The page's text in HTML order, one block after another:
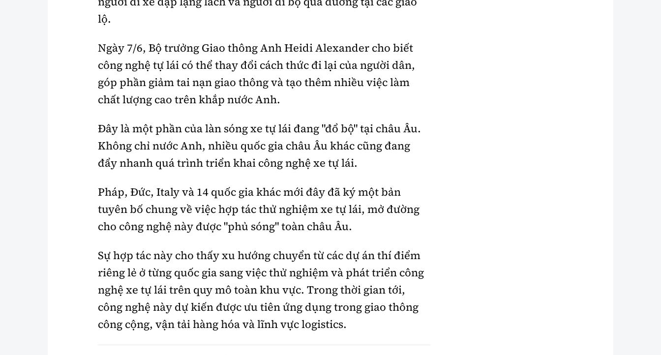
lộ.
Ngày 7/6, Bộ trưởng Giao thông Anh Heidi Alexander cho biết
công nghệ tự lái có thể thay đổi cách thức đi lại của người dân,
góp phần giảm tai nạn giao thông và tạo thêm nhiều việc làm
chất lượng cao trên khắp nước Anh.
Đây là một phần của làn sóng xe tự lái đang "đổ bộ" tại châu Âu.
Không chỉ nước Anh, nhiều quốc gia châu Âu khác cũng đang
đẩy nhanh quá trình triển khai công nghệ xe tự lái.
Pháp, Đức, Italy và 14 quốc gia khác mới đây đã ký một bản
tuyên bố chung về việc hợp tác thử nghiệm xe tự lái, mở đường
cho công nghệ này được "phủ sóng" toàn châu Âu.
Sự hợp tác này cho thấy xu hướng chuyển từ các dự án thí điểm
riêng lẻ ở từng quốc gia sang việc thử nghiệm và phát triển công
nghệ xe tự lái trên quy mô toàn khu vực. Trong thời gian tới,
công nghệ này dự kiến được ưu tiên ứng dụng trong giao thông
công cộng, vận tải hàng hóa và lĩnh vực logistics.